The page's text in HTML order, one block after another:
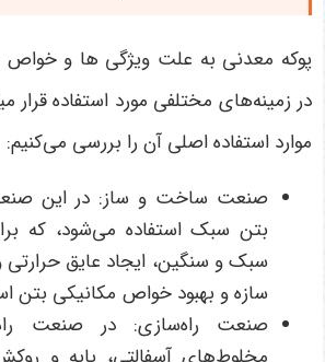
پوکه معدنی به علت ویژگی ها و خواص
در زمینه‌های مختلفی مورد استفاده قرار
موارد استفاده اصلی آن را بررسی می‌کنیم:
صنعت ساخت و ساز: در این
بتن سبک استفاده می‌شود، که
سبک و سنگین، ایجاد عایق
سازه و بهبود خواص مکانیکی بتن
صنعت راه‌سازی: در صنعت